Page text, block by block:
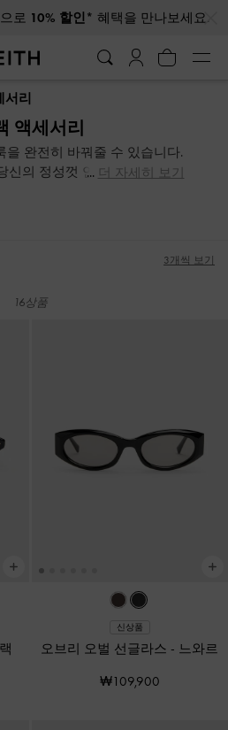
로 10% 할인* 혜택을 만나보세요.
으로10% 할인* 혜택을 만나보세요.
서리
액세서리
을 완전히 바꿔줄 수 있습니다.
신의 정성껏 연출한 스타일에
양한 패션 액세서리 컬렉션이
선택을 즐기실 수 있습니다.
더 자세히 보기
3개씩 보기
16상품
신상품
오브리 오벌 선글라스 - 느와르
₩109,900